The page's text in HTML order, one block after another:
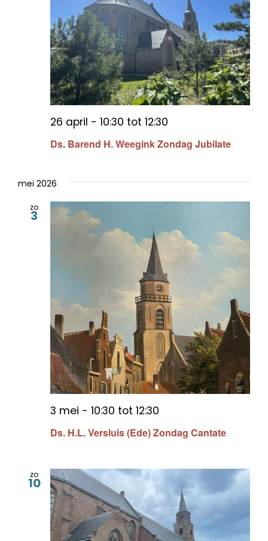
Ds. Barend H. Weegink Zondag Jubilate
26 april - 10:30 tot 12:30
mei 2026
zo
3
Ds. H.L. Versluis (Ede) Zondag Cantate
3 mei - 10:30 tot 12:30
zo
10